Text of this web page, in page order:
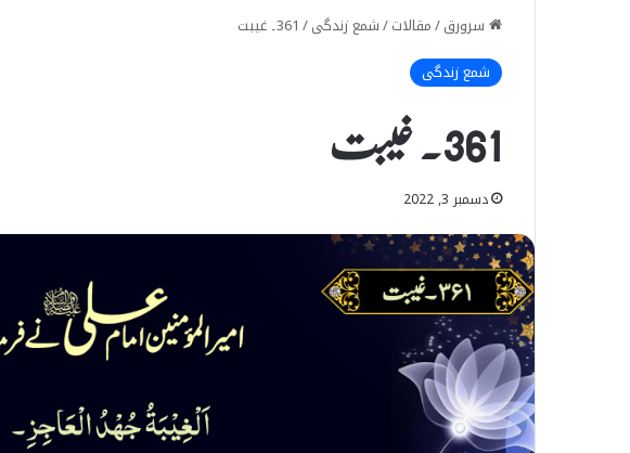
سرورق/مقالات/شمع زندگی/ 361۔ غیبت
شمع زندگی
361۔ غیبت
دسمبر 3, 2022